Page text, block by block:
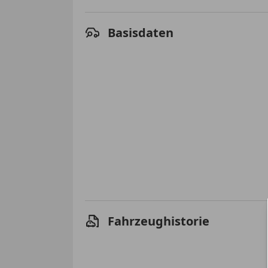
Basisdaten
Fahrzeughistorie